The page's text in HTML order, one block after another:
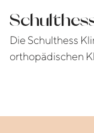
Die Schulthess
orthopädischen